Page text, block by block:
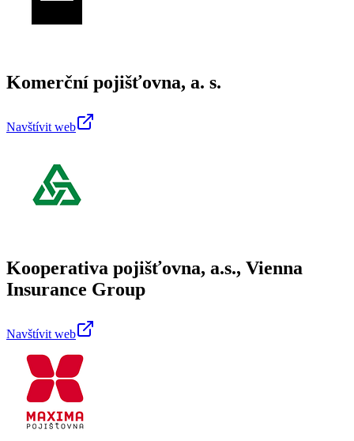
Komerční pojišťovna, a. s.
Navštívit web
Kooperativa pojišťovna, a.s., Vienna
Insurance Group
Navštívit web